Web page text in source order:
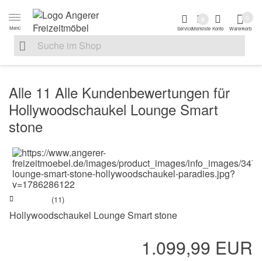
Zur Navigation springen
Menü
Suche nach
Suche im Shop, nach der Eingabe von 3 Buchstaben
ServiceMerkliste
0
Konto Warenkorb
Alle 11 Alle Kundenbewertungen für
Hollywoodschaukel Lounge Smart
stone
(11)
Hollywoodschaukel Lounge Smart stone
1.099,99 EUR